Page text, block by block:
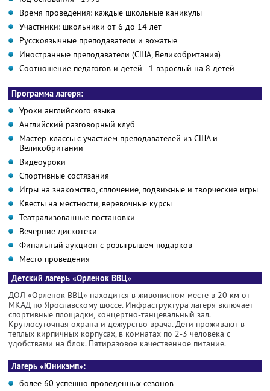
Время проведения: каждые школьные каникулы
Участники: школьники от 6 до 14 лет
Русскоязычные преподаватели и вожатые
Иностранные преподаватели (США, Великобритания)
Соотношение педагогов и детей - 1 взрослый на 8 детей
Программа лагеря:
Уроки английского языка
Английский разговорный клуб
Мастер-классы с участием преподавателей из США и
Великобритании
Видеоуроки
Спортивные состязания
Игры на знакомство, сплочение, подвижные и творческие игры
Квесты на местности, веревочные курсы
Театрализованные постановки
Вечерние дискотеки
Финальный аукцион с розыгрышем подарков
Место проведения
Детский лагерь «Орленок ВВЦ»
ДОЛ «Орленок ВВЦ» находится в живописном месте в 20 км от
МКАД по Ярославскому шоссе. Инфраструктура лагеря включает
спортивные площадки, концертно-танцевальный зал.
Круглосуточная охрана и дежурство врача. Дети проживают в
теплых кирпичных корпусах, в комнатах по 2-3 человека с
удобствами на блок. Пятиразовое качественное питание.
Лагерь «Юникэмп»:
более 60 успешно проведенных сезонов